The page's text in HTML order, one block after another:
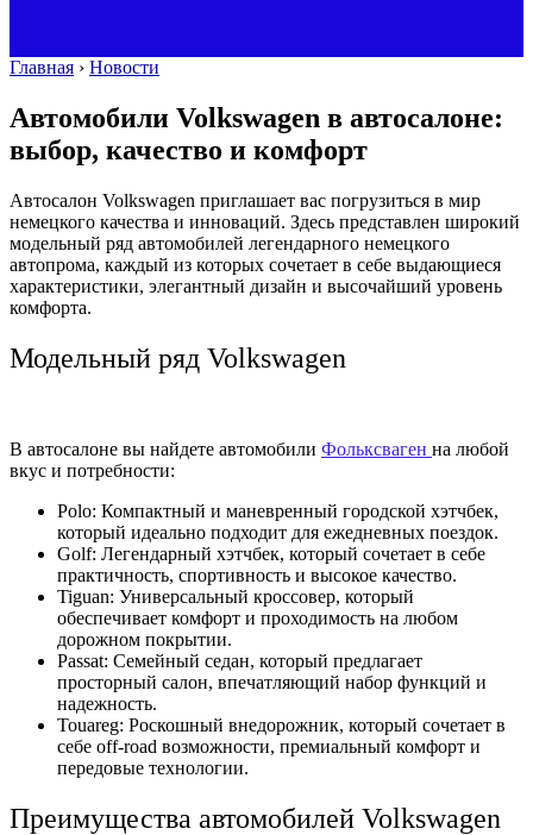
Главная › Новости
Автомобили Volkswagen в автосалоне:
выбор, качество и комфорт
Автосалон Volkswagen приглашает вас погрузиться в мир
немецкого качества и инноваций. Здесь представлен широкий
модельный ряд автомобилей легендарного немецкого
автопрома, каждый из которых сочетает в себе выдающиеся
характеристики, элегантный дизайн и высочайший уровень
комфорта.
Модельный ряд Volkswagen
В автосалоне вы найдете автомобили Фольксваген на любой
вкус и потребности:
Polo: Компактный и маневренный городской хэтчбек,
который идеально подходит для ежедневных поездок.
Golf: Легендарный хэтчбек, который сочетает в себе
практичность, спортивность и высокое качество.
Tiguan: Универсальный кроссовер, который
обеспечивает комфорт и проходимость на любом
дорожном покрытии.
Passat: Семейный седан, который предлагает
просторный салон, впечатляющий набор функций и
надежность.
Touareg: Роскошный внедорожник, который сочетает в
себе off-road возможности, премиальный комфорт и
передовые технологии.
Преимущества автомобилей Volkswagen